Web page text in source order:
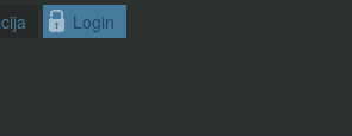
Login